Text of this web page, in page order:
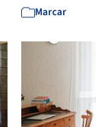
Marcar